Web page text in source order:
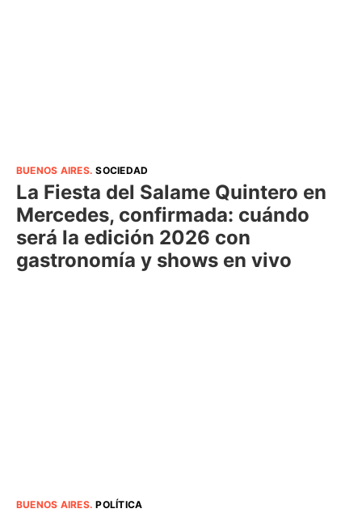
BUENOS AIRES.SOCIEDAD
La Fiesta del Salame Quintero en
Mercedes, confirmada: cuándo
será la edición 2026 con
gastronomía y shows en vivo
BUENOS AIRES.POLÍTICA